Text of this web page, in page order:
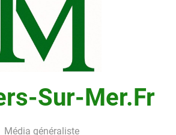
Sur-Mer.fr
Média généraliste